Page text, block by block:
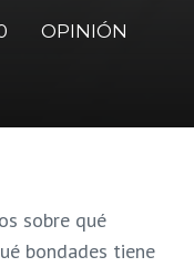
OPINIÓN
sobre qué
bondades tiene